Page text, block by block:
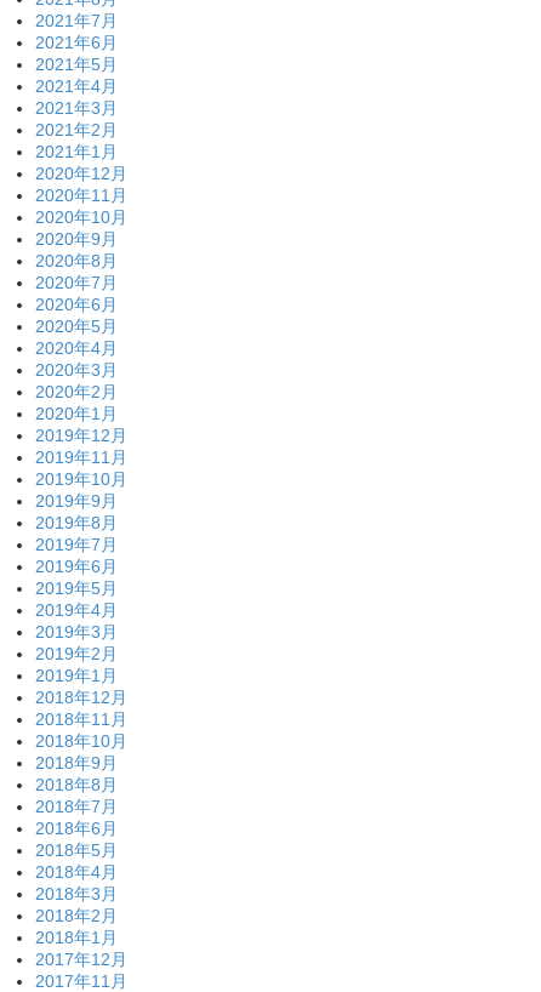
2021年7月
2021年6月
2021年5月
2021年4月
2021年3月
2021年2月
2021年1月
2020年12月
2020年11月
2020年10月
2020年9月
2020年8月
2020年7月
2020年6月
2020年5月
2020年4月
2020年3月
2020年2月
2020年1月
2019年12月
2019年11月
2019年10月
2019年9月
2019年8月
2019年7月
2019年6月
2019年5月
2019年4月
2019年3月
2019年2月
2019年1月
2018年12月
2018年11月
2018年10月
2018年9月
2018年8月
2018年7月
2018年6月
2018年5月
2018年4月
2018年3月
2018年2月
2018年1月
2017年12月
2017年11月